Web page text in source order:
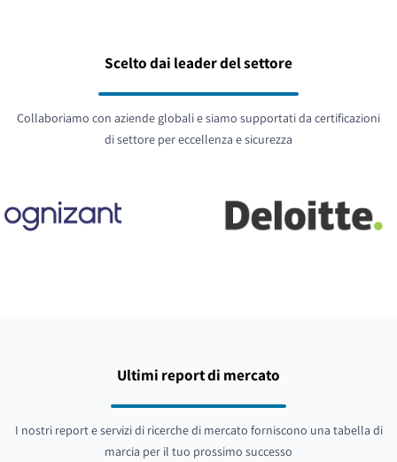
Scelto dai leader del settore
Collaboriamo con aziende globali e siamo supportati da certificazioni
di settore per eccellenza e sicurezza
Ultimi report di mercato
I nostri report e servizi di ricerche di mercato forniscono una tabella di
marcia per il tuo prossimo successo